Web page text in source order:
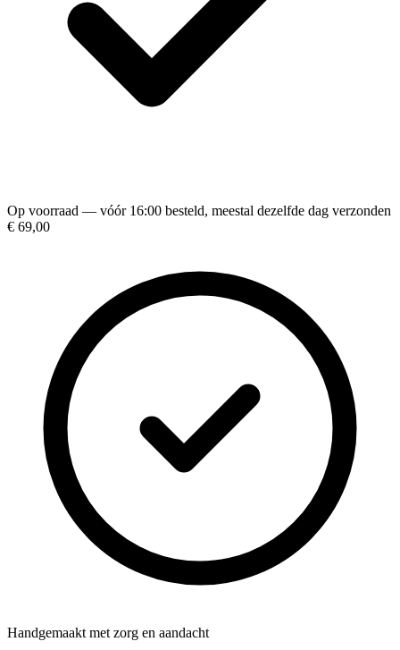
Op voorraad — vóór 16:00 besteld, meestal dezelfde dag verzonden
€ 69,00
Handgemaakt met zorg en aandacht